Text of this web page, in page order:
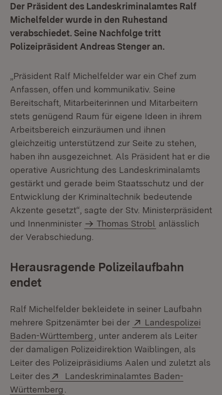
Der Präsident des Landeskriminalamtes Ralf
Michelfelder wurde in den Ruhestand
verabschiedet. Seine Nachfolge tritt
Polizeipräsident Andreas Stenger an.
„Präsident Ralf Michelfelder war ein Chef zum
Anfassen, offen und kommunikativ. Seine
Bereitschaft, Mitarbeiterinnen und Mitarbeitern
stets genügend Raum für eigene Ideen in ihrem
Arbeitsbereich einzuräumen und ihnen
gleichzeitig unterstützend zur Seite zu stehen,
haben ihn ausgezeichnet. Als Präsident hat er die
operative Ausrichtung des Landeskriminalamts
gestärkt und gerade beim Staatsschutz und der
Entwicklung der Kriminaltechnik bedeutende
Akzente gesetzt“, sagte der Stv. Ministerpräsident
und Innenminister
Thomas Strobl anlässlich
der Verabschiedung.
Herausragende Polizeilaufbahn
endet
Ralf Michelfelder bekleidete in seiner Laufbahn
mehrere Spitzenämter bei der
Extern:
Landespolizei
Baden-Württemberg (Öffnet in neuem Fenster)
, unter anderem als Leiter
der damaligen Polizeidirektion Waiblingen, als
Leiter des Polizeipräsidiums Aalen und zuletzt als
Leiter des
Extern:
Landeskriminalamtes Baden-
Württemberg